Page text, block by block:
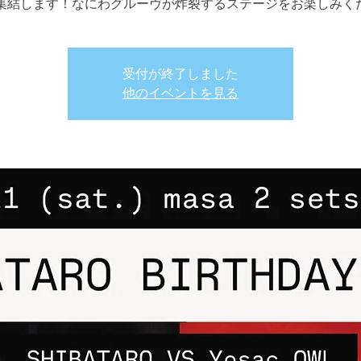
結します！なにわグルーヴが炸裂するステージをお楽しみく
受付が終了しました
他のイベントを見る